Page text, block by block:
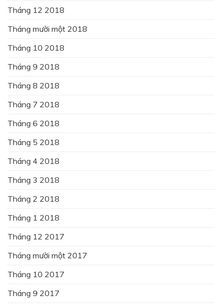
Tháng 12 2018
Tháng mười một 2018
Tháng 10 2018
Tháng 9 2018
Tháng 8 2018
Tháng 7 2018
Tháng 6 2018
Tháng 5 2018
Tháng 4 2018
Tháng 3 2018
Tháng 2 2018
Tháng 1 2018
Tháng 12 2017
Tháng mười một 2017
Tháng 10 2017
Tháng 9 2017